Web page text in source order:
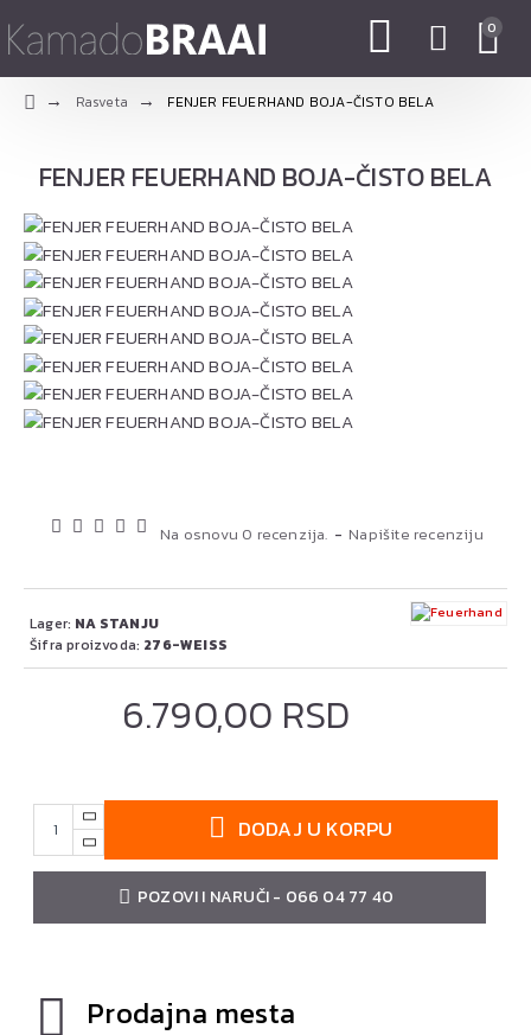
0
Rasveta FENJER FEUERHAND BOJA-ČISTO BELA
FENJER FEUERHAND BOJA-ČISTO BELA
Na osnovu 0 recenzija. - Napišite recenziju
6.790,00 RSD
Lager: NA STANJU
Šifra proizvoda: 276-WEISS
DODAJ U KORPU
POZOVI I NARUČI - 066 04 77 40
Prodajna mesta